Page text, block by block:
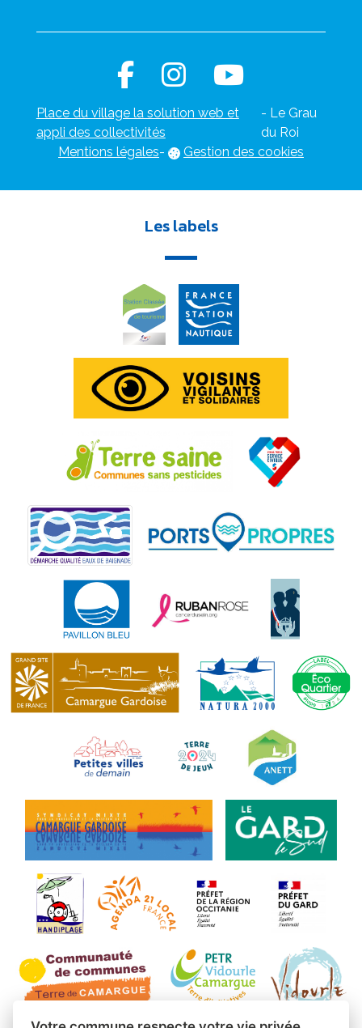
Place du village la solution web et
appli des collectivités
- Le Grau
du Roi
Mentions légales- Gestion des cookies
Les labels